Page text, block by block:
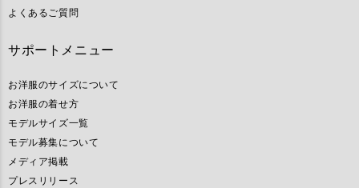
よくあるご質問
サポートメニュー
お洋服のサイズについて
お洋服の着せ方
モデルサイズ一覧
モデル募集について
メディア掲載
プレスリリース